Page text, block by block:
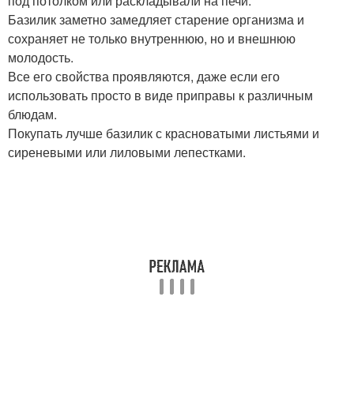
Базилик заметно замедляет старение организма и
сохраняет не только внутреннюю, но и внешнюю
молодость.
Все его свойства проявляются, даже если его
использовать просто в виде приправы к различным
блюдам.
Покупать лучше базилик с красноватыми листьями и
сиреневыми или лиловыми лепестками.